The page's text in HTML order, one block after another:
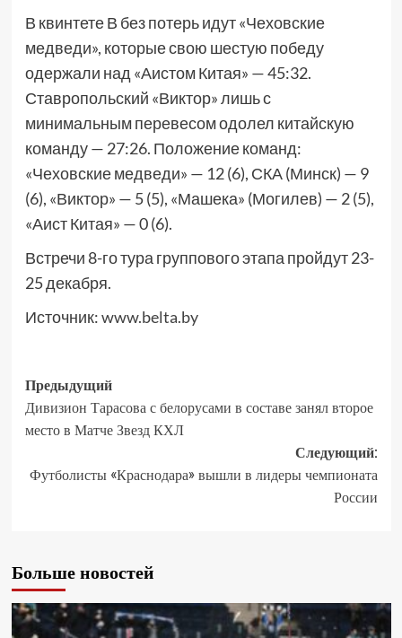
В квинтете В без потерь идут «Чеховские
медведи», которые свою шестую победу
одержали над «Аистом Китая» — 45:32.
Ставропольский «Виктор» лишь с
минимальным перевесом одолел китайскую
команду — 27:26. Положение команд:
«Чеховские медведи» — 12 (6), СКА (Минск) — 9
(6), «Виктор» — 5 (5), «Машека» (Могилев) — 2 (5),
«Аист Китая» — 0 (6).
Встречи 8-го тура группового этапа пройдут 23-
25 декабря.
Источник:www.belta.by
Предыдущий
Дивизион Тарасова с белорусами в составе занял второе
место в Матче Звезд КХЛ
Следующий:
Футболисты «Краснодара» вышли в лидеры чемпионата
России
Больше новостей